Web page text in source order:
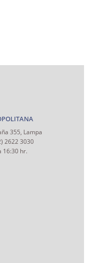
355, Lampa
2622 3030
16:30 hr.